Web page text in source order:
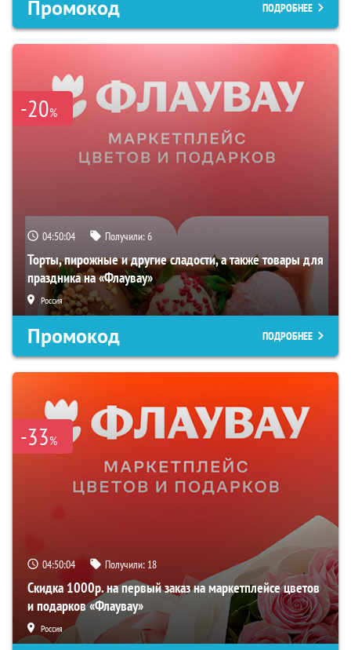
Промокод ПОДРОБНЕЕ
-20%
04:50:03 Получили:6
Торты, пирожные и другие сладости, а также товары для
праздника на «Флаувау»
Россия
Промокод ПОДРОБНЕЕ
-33%
04:50:03 Получили: 18
Скидка 1000р. на первый заказ на маркетплейсе цветов
и подарков «Флаувау»
Россия